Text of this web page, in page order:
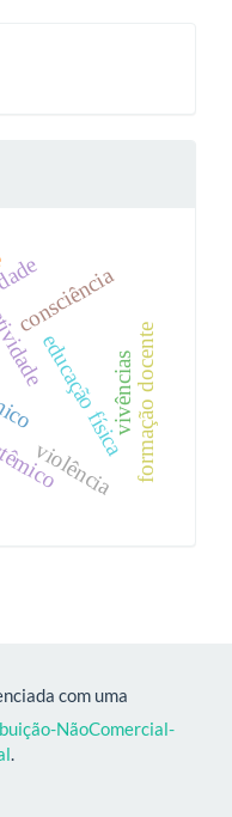
educação física
consciência
vivênciasformação docente
violência
com uma
NãoComercial-
.